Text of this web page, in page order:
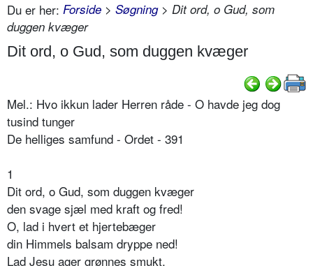
Du er her: Forside > Søgning> Dit ord, o Gud, som
duggen kvæger
Dit ord, o Gud, som duggen kvæger
Mel.: Hvo ikkun lader Herren råde - O havde jeg dog
tusind tunger
De helliges samfund - Ordet - 391
1
Dit ord, o Gud, som duggen kvæger
den svage sjæl med kraft og fred!
O, lad i hvert et hjertebæger
din Himmels balsam dryppe ned!
Lad Jesu ager grønnes smukt,